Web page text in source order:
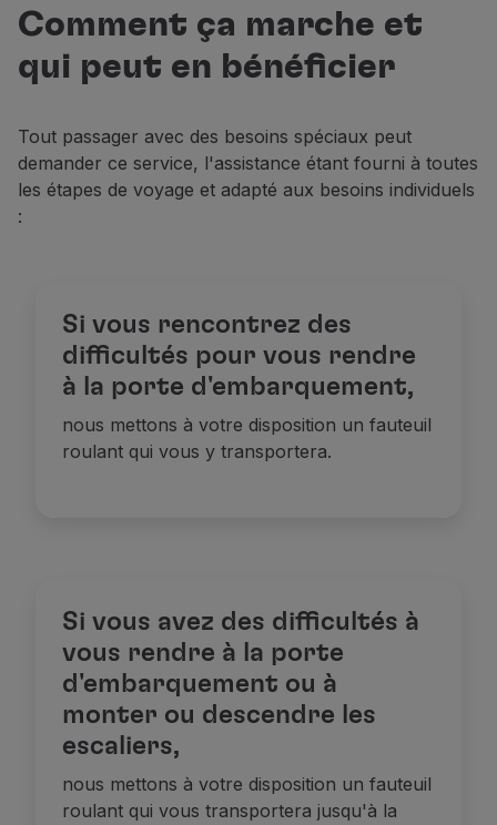
Programme TAP Miles&Go
Découvrez le Programme
Accumuler des miles
Club TAP Miles&Go
Promotions et Offres
Centre d'aide
Remboursements
Facture en ligne
Bagages perdus / endommagés
Comment ça marche et
qui peut en bénéficier
Tout passager avec des besoins spéciaux peut
demander ce service, l'assistance étant fourni à toutes
les étapes de voyage et adapté aux besoins individuels
:
Si vous rencontrez des
difficultés pour vous rendre
à la porte d'embarquement,
nous mettons à votre disposition un fauteuil
roulant qui vous y transportera.
Si vous avez des difficultés à
vous rendre à la porte
d'embarquement ou à
monter ou descendre les
escaliers,
nous mettons à votre disposition un fauteuil
roulant qui vous transportera jusqu'à la